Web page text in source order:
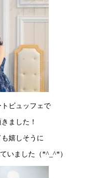
ビュッフェで
ました！
嬉しそうに
いました（*^_^*）